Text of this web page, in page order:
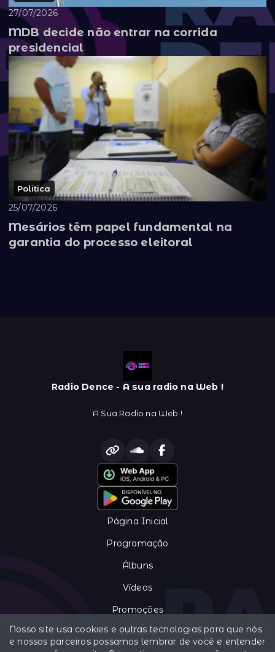
27/07/2026
MDB decide não entrar na corrida
presidencial
Politica
25/07/2026
Mesários têm papel fundamental na
garantia do processo eleitoral
Radio Dence - A sua radio na Web !
A Sua Radio na Web !
Página Inicial
Programação
Álbuns
Vídeos
Promoções
Eventos
Nosso site usa cookies e outras tecnologias para que nós
e nossos parceiros possamos lembrar de você e entender